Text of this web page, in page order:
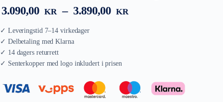
3.090,00 KR – 3.890,00 KR